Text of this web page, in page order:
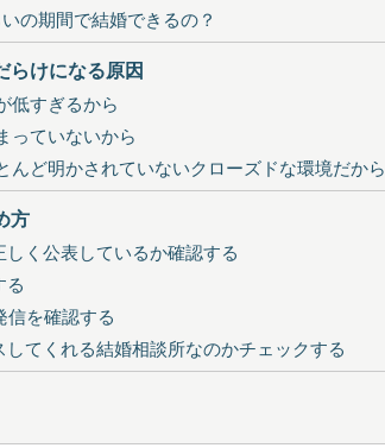
の期間で結婚できるの？
らけになる原因
低すぎるから
っていないから
んど明かされていないクローズドな環境だから
方
く公表しているか確認する
る
信を確認する
てくれる結婚相談所なのかチェックする